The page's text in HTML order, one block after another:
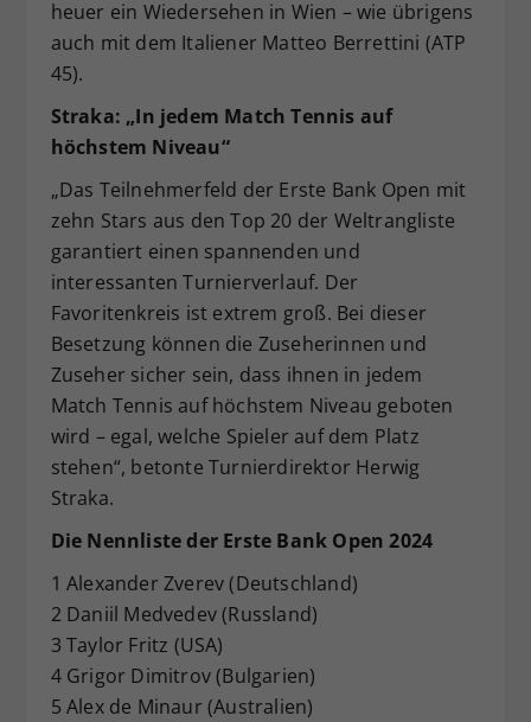
heuer ein Wiedersehen in Wien – wie übrigens
auch mit dem Italiener Matteo Berrettini (ATP
45).
Straka: „In jedem Match Tennis auf
höchstem Niveau“
„Das Teilnehmerfeld der Erste Bank Open mit
zehn Stars aus den Top 20 der Weltrangliste
garantiert einen spannenden und
interessanten Turnierverlauf. Der
Favoritenkreis ist extrem groß. Bei dieser
Besetzung können die Zuseherinnen und
Zuseher sicher sein, dass ihnen in jedem
Match Tennis auf höchstem Niveau geboten
wird – egal, welche Spieler auf dem Platz
stehen“, betonte Turnierdirektor Herwig
Straka.
Die Nennliste der Erste Bank Open 2024
1 Alexander Zverev (Deutschland)
2 Daniil Medvedev (Russland)
3 Taylor Fritz (USA)
4 Grigor Dimitrov (Bulgarien)
5 Alex de Minaur (Australien)